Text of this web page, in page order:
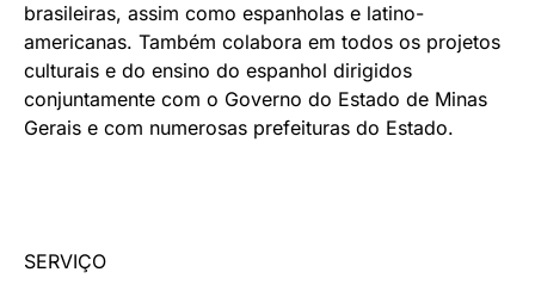
brasileiras, assim como espanholas e latino-
americanas. Também colabora em todos os projetos
culturais e do ensino do espanhol dirigidos
conjuntamente com o Governo do Estado de Minas
Gerais e com numerosas prefeituras do Estado.
SERVIÇO